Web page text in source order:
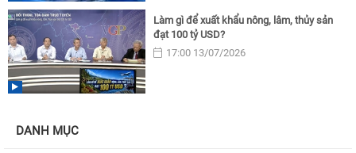
Làm gì để xuất khẩu nông, lâm, thủy sản
đạt 100 tỷ USD?
17:00 13/07/2026
DANH MỤC